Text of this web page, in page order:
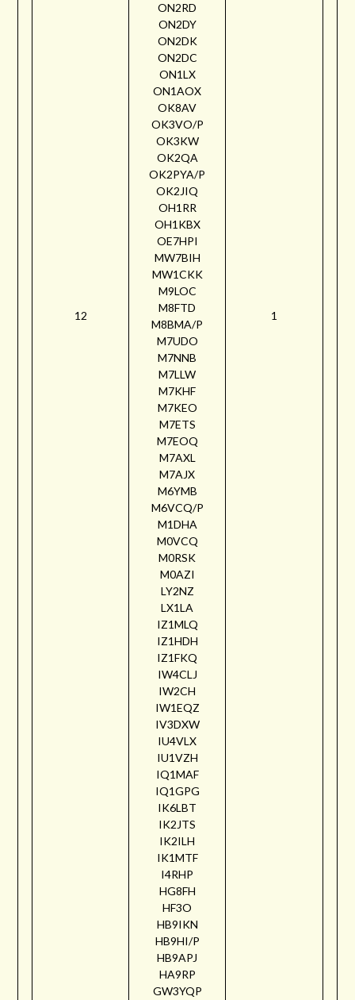
12
ON2RD
ON2DY
ON2DK
ON2DC
ON1LX
ON1AOX
OK8AV
OK3VO/P
OK3KW
OK2QA
OK2PYA/P
OK2JIQ
OH1RR
OH1KBX
OE7HPI
MW7BIH
MW1CKK
M9LOC
M8FTD
M8BMA/P
M7UDO
M7NNB
M7LLW
M7KHF
M7KEO
M7ETS
M7EOQ
M7AXL
M7AJX
M6YMB
M6VCQ/P
M1DHA
M0VCQ
M0RSK
M0AZI
LY2NZ
LX1LA
IZ1MLQ
IZ1HDH
IZ1FKQ
IW4CLJ
IW2CH
IW1EQZ
IV3DXW
IU4VLX
IU1VZH
IQ1MAF
IQ1GPG
IK6LBT
IK2JTS
IK2ILH
IK1MTF
I4RHP
HG8FH
HF3O
HB9IKN
HB9HI/P
HB9APJ
HA9RP
GW3YQP
1